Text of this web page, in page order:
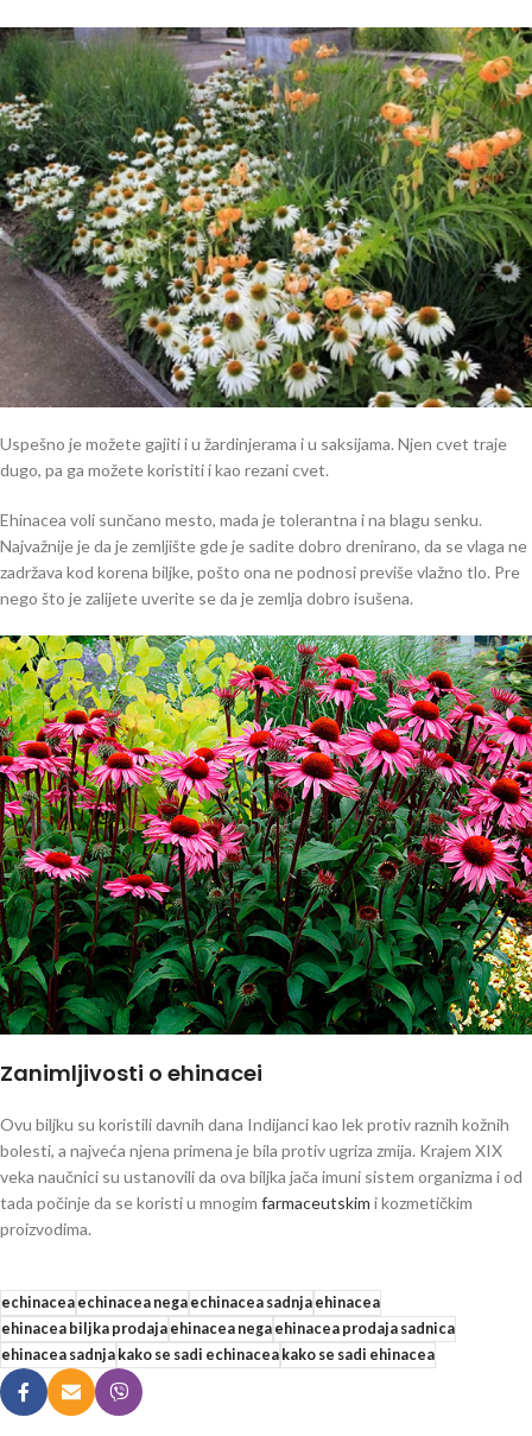
Uspešno je možete gajiti i u žardinjerama i u saksijama. Njen cvet traje
dugo, pa ga možete koristiti i kao rezani cvet.
Ehinacea voli sunčano mesto, mada je tolerantna i na blagu senku.
Najvažnije je da je zemljište gde je sadite dobro drenirano, da se vlaga ne
zadržava kod korena biljke, pošto ona ne podnosi previše vlažno tlo. Pre
nego što je zalijete uverite se da je zemlja dobro isušena.
Zanimljivosti o ehinacei
Ovu biljku su koristili davnih dana Indijanci kao lek protiv raznih kožnih
bolesti, a najveća njena primena je bila protiv ugriza zmija. Krajem XIX
veka naučnici su ustanovili da ova biljka jača imuni sistem organizma i od
tada počinje da se koristi u mnogim farmaceutskim i kozmetičkim
proizvodima.
echinaceaechinacea negaechinacea sadnjaehinacea
ehinacea biljka prodajaehinacea negaehinacea prodaja sadnica
ehinacea sadnjakako se sadi echinaceakako se sadi ehinacea